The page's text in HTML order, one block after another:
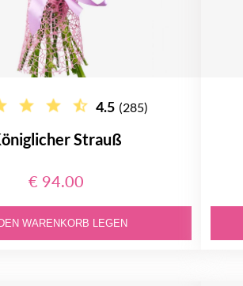
4.5 (285)
Strauß
€ 94.00
WARENKORB LEGEN